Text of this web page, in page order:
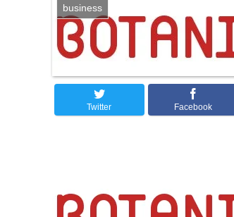
business
Twitter Facebook